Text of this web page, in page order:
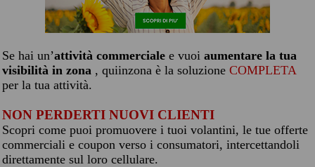
Se hai un’attività commerciale e vuoi aumentare la tua
visibilità in zona , quiinzona è la soluzione COMPLETA
per la tua attività.
NON PERDERTI NUOVI CLIENTI
Scopri come puoi promuovere i tuoi volantini, le tue offerte
commerciali e coupon verso i consumatori, intercettandoli
direttamente sul loro cellulare.